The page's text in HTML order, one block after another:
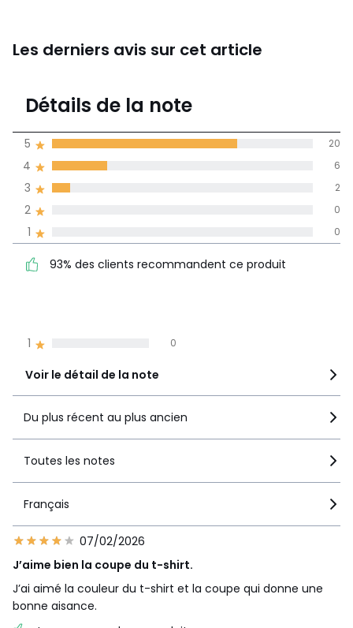
Les derniers avis sur cet article
4,6
de moyenne
obtenue sur
1 0
4
recommandent ce produit
Voir le détail de la note
Détails de la note
1 0
2 0
3 2
4 6
5 20
93% des clients recommandent ce produit
Du plus récent au plus ancien
Toutes les notes
Français
07/02/2026
J’aime bien la coupe du t-shirt.
J’ai aimé la couleur du t-shirt et la coupe qui donne une
bonne aisance.